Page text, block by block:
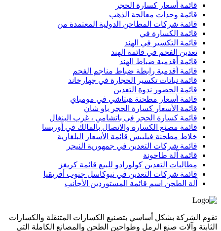
قائمة أسعار كسارة الحجر
قائمة وحدات معالجة الذهب
قائمة شركات المطاحن الدولية المعتمدة من
قائمة الكسارة في
قائمة التكسير في الهند
تعدين الفحم في قائمة الهند
قائمة أقدمية ضباط الهند
قائمة أقدمية رابطة ضباط مناجم الفحم
قائمة نباتات تكسير الحجارة في جهارخاند
قائمة الحضور ندوة التعدين
قائمة أسعار مطحنة هيتاشي في مومباي
قائمة الأسعار كسارة الحجر باو شان
قائمة كسارة الحجر في باتشامي ، غرب البنغال
قائمة مصنع الكسارة والاتصال بالمالك في أوريسا
خلاط مطحنة فيليبس قائمة الأسعار البلغارية
قائمة شركات التعدين في جمهورية النيجر
قائمة آلة طاحونة
مطالبات التعدين كولورادو للبيع قائمة كريغز
قائمة شركات التعدين في نيوكاسل جنوب أفريقيا
آلة الطحن اسم قائمة المستوردين الأجانب
تقوم الشركة بشكل أساسي بتصنيع الكسارات المتنقلة والكسارات
الثابتة وآلات صنع الرمل وطواحين الطحن والمصانع الكاملة التي